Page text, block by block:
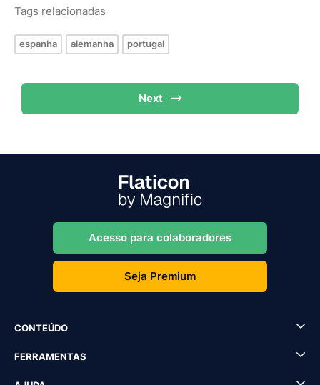
Tags relacionadas
espanha alemanha portugal
Next
Acesso para colaboradores
Seja Premium
CONTEÚDO
FERRAMENTAS